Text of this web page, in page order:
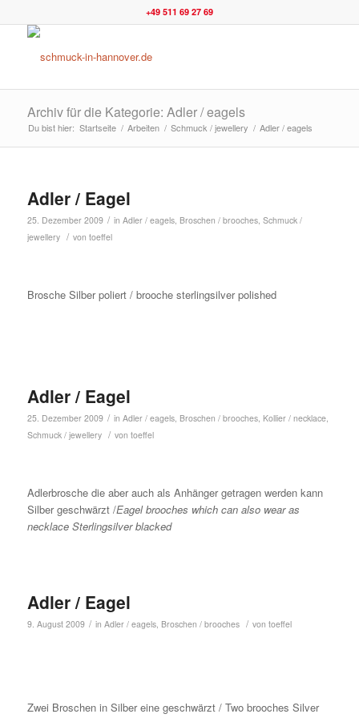
+49 511 69 27 69
Archiv für die Kategorie: Adler / eagels
Du bist hier: Startseite / Arbeiten / Schmuck / jewellery / Adler / eagels
Adler / Eagel
25. Dezember 2009 / in Adler / eagels, Broschen / brooches, Schmuck /
jewellery / von toeffel
Brosche Silber poliert / brooche sterlingsilver polished
Adler / Eagel
25. Dezember 2009 / in Adler / eagels, Broschen / brooches, Kollier / necklace,
Schmuck / jewellery / von toeffel
Adlerbrosche die aber auch als Anhänger getragen werden kann
Silber geschwärzt /Eagel brooches which can also wear as
necklace Sterlingsilver blacked
Adler / Eagel
9. August 2009 / in Adler / eagels, Broschen / brooches / von toeffel
Zwei Broschen in Silber eine geschwärzt / Two brooches Silver